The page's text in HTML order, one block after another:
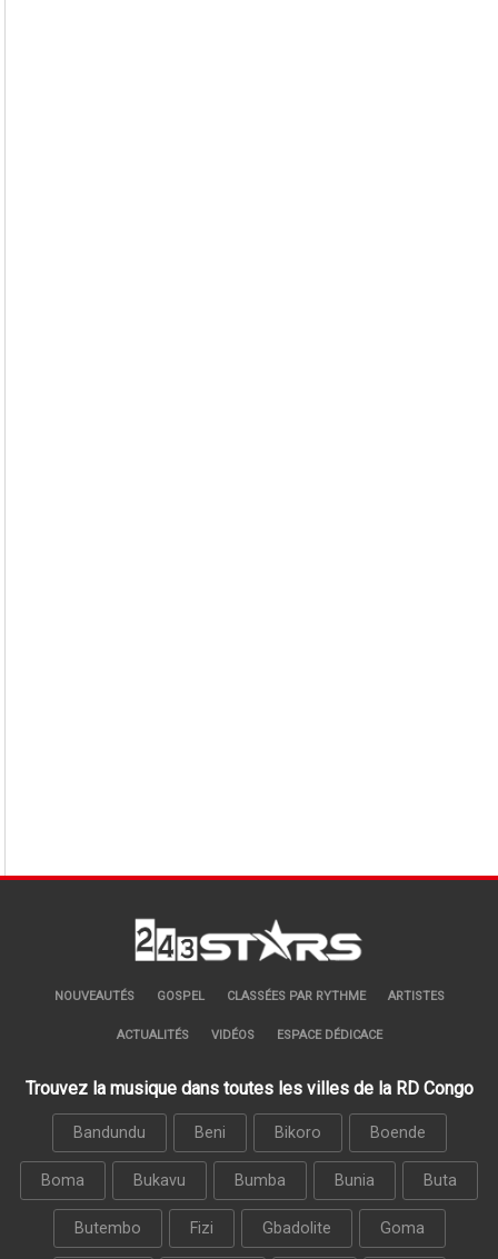
NOUVEAUTÉS GOSPEL CLASSÉES PAR RYTHME ARTISTES
ACTUALITÉS VIDÉOS ESPACE DÉDICACE
Trouvez la musique dans toutes les villes de la RD Congo
Bandundu Beni Bikoro Boende
Boma Bukavu Bumba Bunia Buta
Butembo Fizi Gbadolite Goma